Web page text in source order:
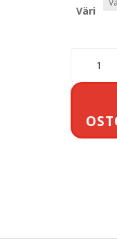
Väri
round
määrä